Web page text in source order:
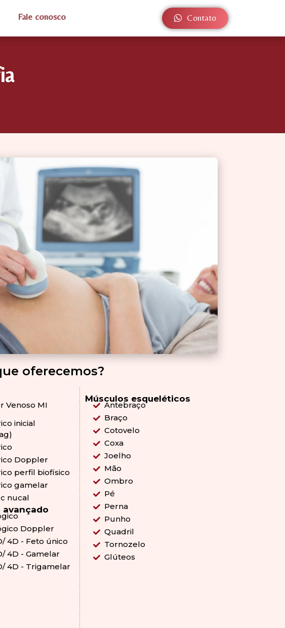
Fale conosco Contato
oferecemos?
Venoso MI
inicial
Doppler
perfil biofísico
gamelar
nucal
Doppler
4D - Feto único
4D - Gamelar
4D - Trigamelar
Músculos esqueléticos
Antebraço
Braço
Cotovelo
Coxa
Joelho
Mão
Ombro
Pé
Perna
Punho
Quadril
Tornozelo
Glúteos